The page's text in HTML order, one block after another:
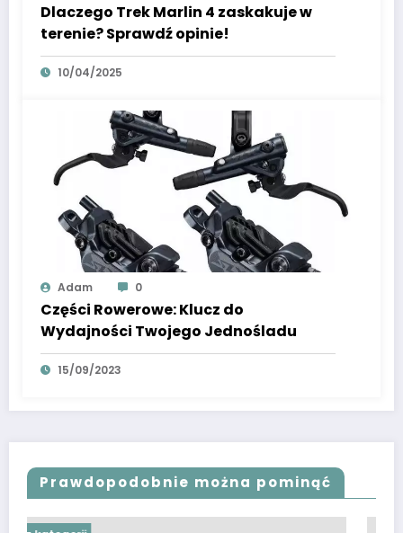
Dlaczego Trek Marlin 4 zaskakuje w
terenie? Sprawdź opinie!
10/04/2025
Adam 0
Części Rowerowe: Klucz do
Wydajności Twojego Jednośladu
15/09/2023
Prawdopodobnie można pominąć